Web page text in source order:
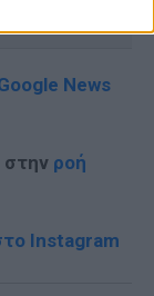
News
στην ροή
Instagram